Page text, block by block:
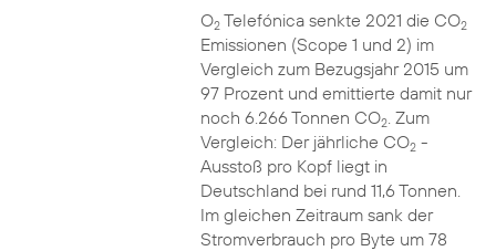
O2Telefónica senkte 2021 die CO2
Emissionen (Scope 1 und 2) im
Vergleich zum Bezugsjahr 2015 um
97 Prozent und emittierte damit nur
noch 6.266 Tonnen CO2. Zum
Vergleich: Der jährliche CO2-
Ausstoß pro Kopf liegt in
Deutschland bei rund 11,6 Tonnen.
Im gleichen Zeitraum sank der
Stromverbrauch pro Byte um 78